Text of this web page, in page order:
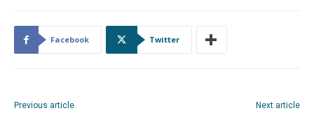
Facebook Twitter
Previous article Next article